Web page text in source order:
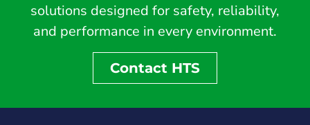
solutions designed for safety, reliability,
and performance in every environment.
Contact HTS